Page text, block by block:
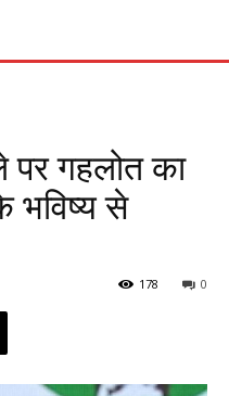
पर गहलोत का
भविष्य से
0
178